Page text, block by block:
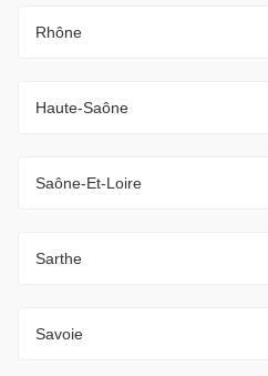
Rhône
Haute-Saône
Saône-Et-Loire
Sarthe
Savoie